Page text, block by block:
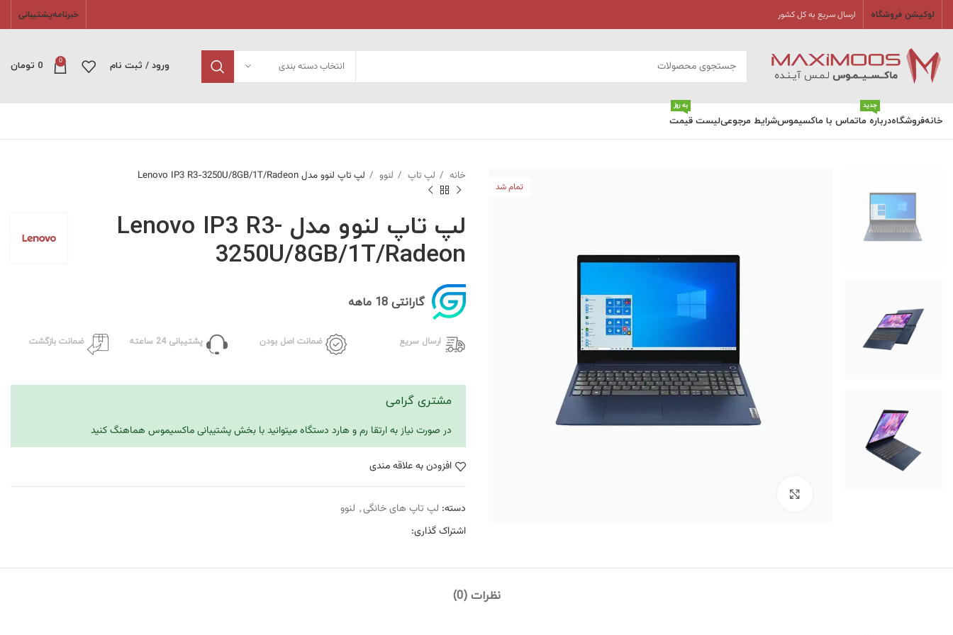
لوکیشن فروشگاه ارسال سریع به کل کشور خبرنامهپشتیبانی
انتخاب دسته بندی ورود / ثبت نام 0
0 تومان
خانهفروشگاهدرباره ما
جدید
تماس با ماکسیموسشرایط مرجوعیلیست قیمت
به روز
تمام شد
خانه لپ تاپ لنوو لپ تاپ لنوو مدل Lenovo IP3 R3-3250U/8GB/1T/Radeon
لپ تاپ لنوو مدل Lenovo IP3 R3-
3250U/8GB/1T/Radeon
گارانتی 18 ماهه
ضمانت بازگشت پشتیبانی 24 ساعته ضمانت اصل بودن ارسال سریع
مشتری گرامی
در صورت نیاز به ارتقا رم و هارد دستگاه میتوانید با بخش پشتیبانی ماکسیموس هماهنگ کنید
افزودن به علاقه مندی
دسته: لپ تاپ های خانگی, لنوو
اشتراک گذاری:
نظرات (0)